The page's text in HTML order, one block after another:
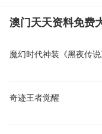
澳门天天资料免费
奇迹王者觉醒